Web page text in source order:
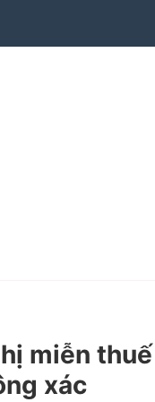
miễn thuế
xác